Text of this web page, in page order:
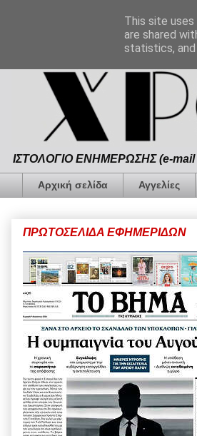
ΙΣΤΟΛΟΓΙΟ ΕΝΗΜΕΡΩΣΗΣ (e-mail
Αρχική σελίδα Αγγελίες
ΠΡΩΤΟΣΕΛΙΔΑ ΕΦΗΜΕΡΙΔΩΝ
This site
are shared
statistics,